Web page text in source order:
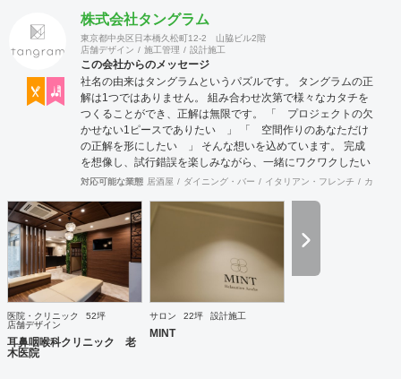
株式会社タングラム
東京都中央区日本橋久松町12-2 山脇ビル2階
店舗デザイン
施工管理 設計施工
この会社からのメッセージ
社名の由来はタングラムというパズルです。 タングラムの正
解は1つではありません。 組み合わせ次第で様々なカタチを
つくることができ、正解は無限です。 「 プロジェクトの欠
かせない1ピースでありたい 」 「 空間作りのあなただけ
の正解を形にしたい 」 そんな想いを込めています。 完成
を想像し、試行錯誤を楽しみながら、 ​一緒にワクワクしたい
と思っています。
対応可能な業態 居酒屋 ダイニング・バー イタリアン・フレンチ カフェ
医院・クリニック
52坪
店舗デザイン
耳鼻咽喉科クリニック 老
木医院
サロン 22坪 設計施工
MINT